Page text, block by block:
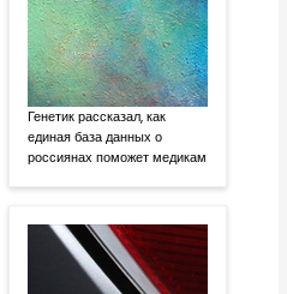
Генетик рассказал, как
единая база данных о
россиянах поможет медикам